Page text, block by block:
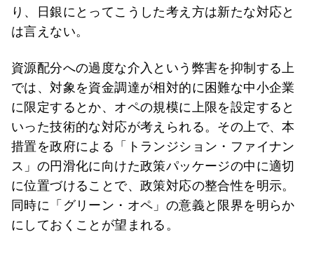
り、日銀にとってこうした考え方は新たな対応と
は言えない。
資源配分への過度な介入という弊害を抑制する上
では、対象を資金調達が相対的に困難な中小企業
に限定するとか、オペの規模に上限を設定すると
いった技術的な対応が考えられる。その上で、本
措置を政府による「トランジション・ファイナン
ス」の円滑化に向けた政策パッケージの中に適切
に位置づけることで、政策対応の整合性を明示。
同時に「グリーン・オペ」の意義と限界を明らか
にしておくことが望まれる。